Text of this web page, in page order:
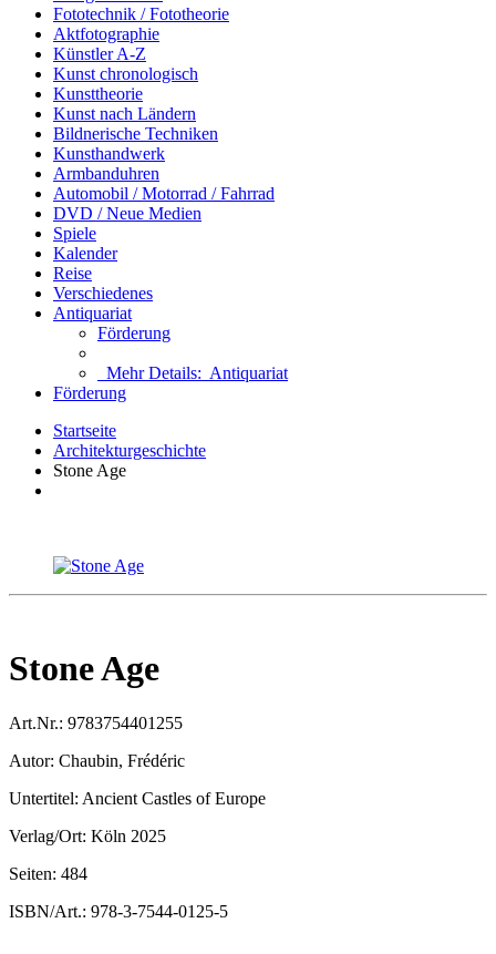
Fototechnik / Fototheorie
Aktfotographie
Künstler A-Z
Kunst chronologisch
Kunsttheorie
Kunst nach Ländern
Bildnerische Techniken
Kunsthandwerk
Armbanduhren
Automobil / Motorrad / Fahrrad
DVD / Neue Medien
Spiele
Kalender
Reise
Verschiedenes
Antiquariat
Förderung
Mehr Details: Antiquariat
Förderung
Startseite
Architekturgeschichte
Stone Age
Stone Age
Art.Nr.: 9783754401255
Autor: Chaubin, Frédéric
Untertitel: Ancient Castles of Europe
Verlag/Ort: Köln 2025
Seiten: 484
ISBN/Art.: 978-3-7544-0125-5